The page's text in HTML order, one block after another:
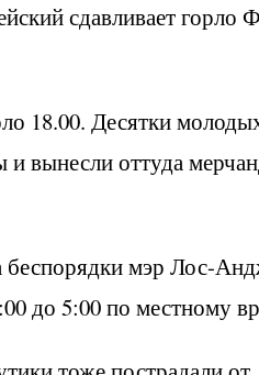
сдавливает горло
18.00. Десятки
и вынесли оттуда
беспорядки мэр Лос-
до 5:00 по местному